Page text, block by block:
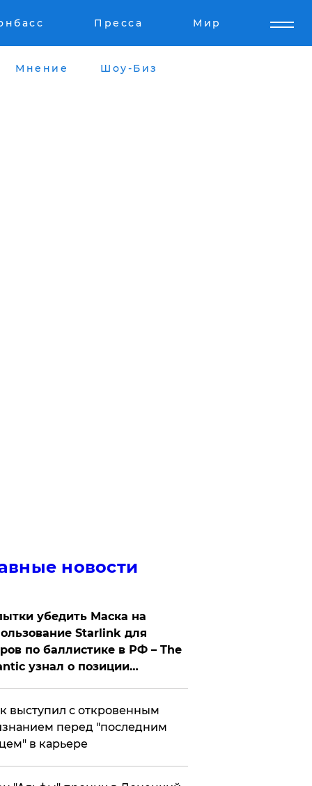
Пресса Мир
Мнение Шоу-Биз
новости
убедить Маска на
Starlink для
по баллистике в РФ – The
узнал о позиции
выступил с откровенным
перед "последним
в карьере